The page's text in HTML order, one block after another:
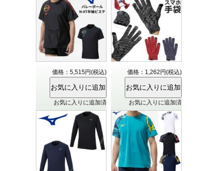
価格：5,515円(税込)
お気に入りに追加済
価格：1,262円(税込)
お気に入りに追加済